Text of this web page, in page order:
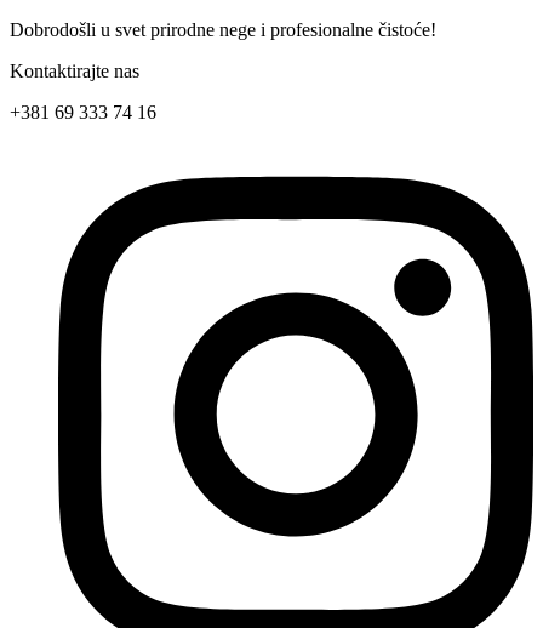
Skočite
sadržaj
Dobrodošli u svet prirodne nege i profesionalne čistoće!
Kontaktirajte nas
+381 69 333 74 16